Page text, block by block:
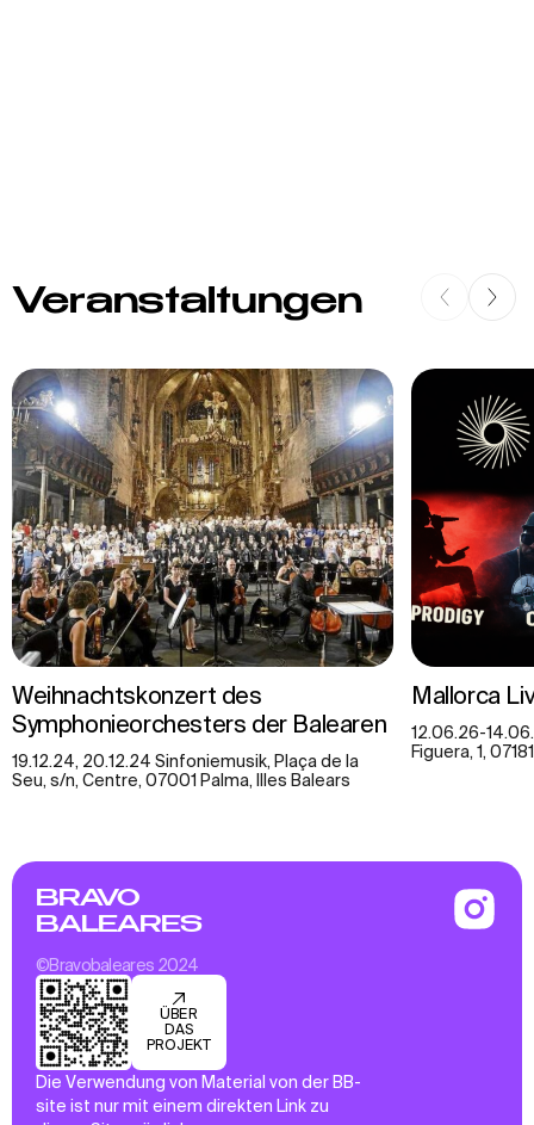
Veranstaltungen
Weihnachtskonzert des
Symphonieorchesters der Balearen
19.12.24, 20.12.24 Sinfoniemusik, Plaça de la
Seu, s/n, Centre, 07001 Palma, Illes Balears
Mallorca
12.06.26-
Figuera, 1,
BRAVO
BALEARES
©Bravobaleares 2024
ÜBER
DAS
PROJEKT
Die Verwendung von Material von der BB-
site ist nur mit einem direkten Link zu